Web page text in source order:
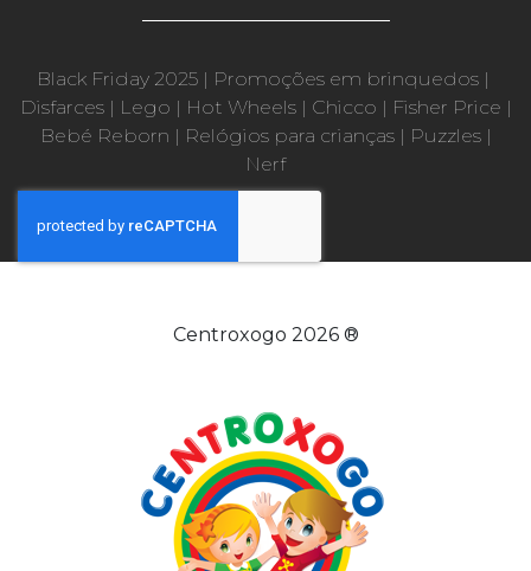
Black Friday 2025 | Promoções em brinquedos |
Disfarces| Lego | Hot Wheels| Chicco | Fisher Price |
Bebé Reborn | Relógios para crianças| Puzzles|
Nerf
Centroxogo 2026 ®